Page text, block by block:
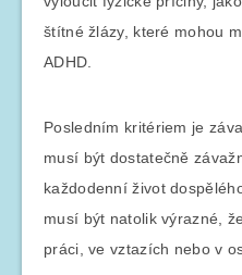
štítné žlázy, které mohou
ADHD.
Posledním kritériem je
musí být dostatečně
každodenní život
musí být natolik výrazné,
práci, ve vztazích nebo v